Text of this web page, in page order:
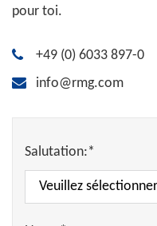
pour toi.
+49 (0) 6033 897-0
info@rmg.com
Salutation:*